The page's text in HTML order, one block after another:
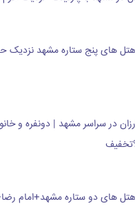
در سراسر مشهد | دونفره و
های دو ستاره مشهد+امام